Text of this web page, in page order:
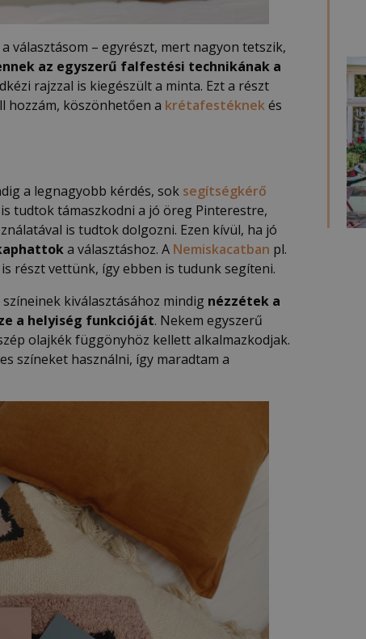
választásom – egyrészt, mert nagyon tetszik,
az egyszerű falfestési technikának a
rajzzal is kiegészült a minta. Ezt a részt
hozzám, köszönhetően a krétafestéknekés
a legnagyobb kérdés, sok segítségkérő
tudtok támaszkodni a jó öreg Pinterestre,
is tudtok dolgozni. Ezen kívül, ha jó
a választáshoz. A Nemiskacatban pl.
részt vettünk, így ebben is tudunk segíteni.
kiválasztásához mindig nézzétek a
a helyiség funkcióját. Nekem egyszerű
olajkék függönyhöz kellett alkalmazkodjak.
színeket használni, így maradtam a